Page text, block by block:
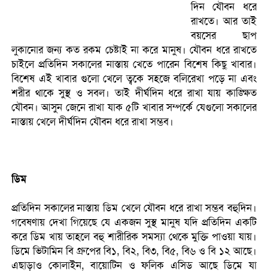
দিন যৌবন ধরে
রাখতে। আর তাই
বয়সের ছাপ
লুকানোর জন্য কত রকম চেষ্টাই না করে মানুষ। যৌবন ধরে রাখতে
চাইলে প্রতিদিন সকালের নাস্তায় খেতে পারেন বিশেষ কিছু খাবার।
বিশেষ এই খাবার গুলো খেলে ত্বকে সহজে বলিরেখা পড়ে না এবং
শরীর থাকে সুস্থ ও সবল। তাই দীর্ঘদিন ধরে রাখা যায় কাঙ্ক্ষিত
যৌবন। আসুন জেনে রাখা যাক ৫টি খাবার সম্পর্কে যেগুলো সকালের
নাস্তায় খেলে দীর্ঘদিন যৌবন ধরে রাখা সম্ভব।
ডিম
প্রতিদিন সকালের নাস্তায় ডিম খেলে যৌবন ধরে রাখা সম্ভব বহুদিন।
গবেষণায় দেখা গিয়েছে যে একজন সুস্থ মানুষ যদি প্রতিদিন একটি
করে ডিম খায় তাহলে বহু শারীরিক সমস্যা থেকে মুক্তি পাওয়া যায়।
ডিমে ভিটামিন বি গ্রুপের বি১, বি২, বি৩, বি৫, বি৬ ও বি ১২ আছে।
এছাড়াও কোলাইন, বায়োটিন ও ফলিক এসিড আছে ডিমে যা